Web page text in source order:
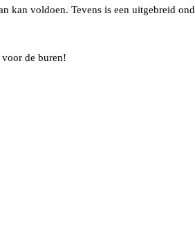
kan voldoen. Tevens is een uitgebreid
de buren!